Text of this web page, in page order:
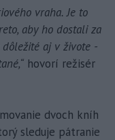
vraha. Je to
aby ho dostali za
dôležité aj v živote -
hovorí režisér
dvoch kníh
sleduje pátranie